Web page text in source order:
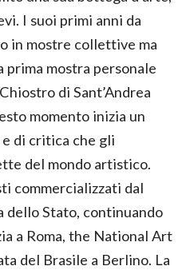
I suoi primi anni da
in mostre collettive ma
prima mostra personale
di Sant’Andrea
momento inizia un
di critica che gli
del mondo artistico.
commercializzati dal
dello Stato, continuando
a Roma, the National Art
del Brasile a Berlino. La